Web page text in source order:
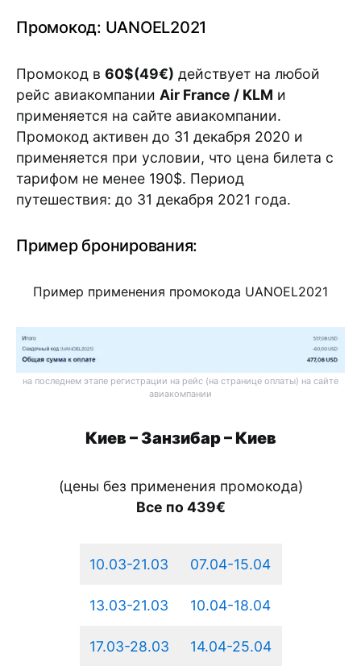
Промокод: UANOEL2021
Промокод в 60$(49€) действует на любой
рейс авиакомпании Air France / KLM и
применяется на сайте авиакомпании.
Промокод активен до 31 декабря 2020 и
применяется при условии, что цена билета с
тарифом не менее 190$. Период
путешествия: до 31 декабря 2021 года.
Пример бронирования:
Пример применения промокода UANOEL2021
на последнем этапе регистрации на рейс (на странице оплаты) на сайте
авиакомпании
Киев – Занзибар – Киев
(цены без применения промокода)
Все по 439€
10.03-21.03 07.04-15.04
13.03-21.03 10.04-18.04
17.03-28.03 14.04-25.04